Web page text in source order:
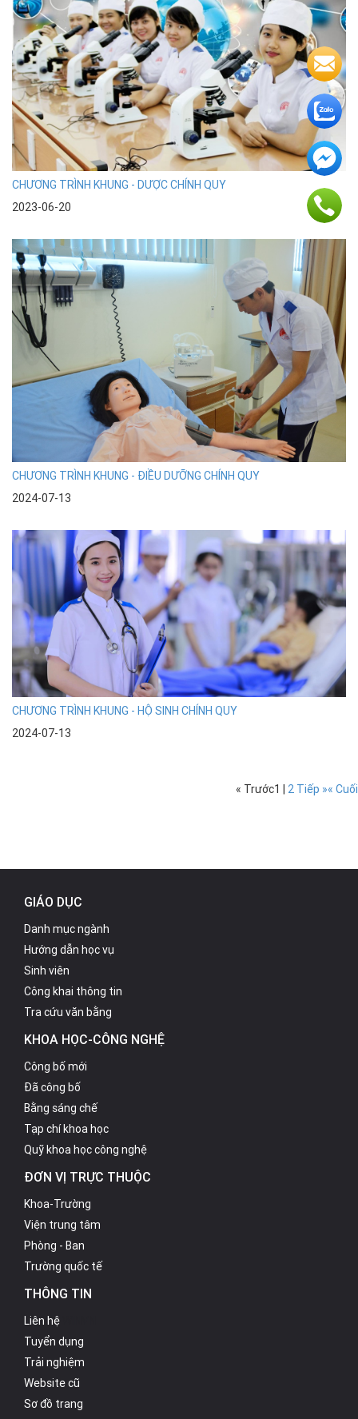
CHƯƠNG TRÌNH KHUNG - DƯỢC CHÍNH QUY
2023-06-20
CHƯƠNG TRÌNH KHUNG - ĐIỀU DƯỠNG CHÍNH QUY
2024-07-13
CHƯƠNG TRÌNH KHUNG - HỘ SINH CHÍNH QUY
2024-07-13
« Trước1 | 2 Tiếp »« Cuối
GIÁO DỤC
Danh mục ngành
Hướng dẫn học vụ
Sinh viên
Công khai thông tin
Tra cứu văn bằng
KHOA HỌC-CÔNG NGHỆ
Công bố mới
Đã công bố
Bằng sáng chế
Tạp chí khoa học
Quỹ khoa học công nghệ
ĐƠN VỊ TRỰC THUỘC
Khoa-Trường
Viện trung tâm
Phòng - Ban
Trường quốc tế
THÔNG TIN
Liên hệ
Tuyển dụng
Trải nghiệm
Website cũ
Sơ đồ trang